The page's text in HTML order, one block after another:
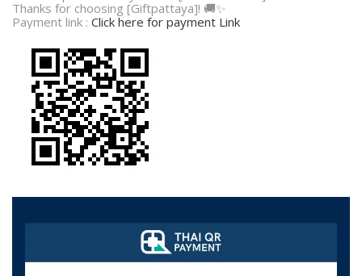
Thanks for choosing [Giftpattaya]! 🚚✨
Payment link : Click here for payment Link